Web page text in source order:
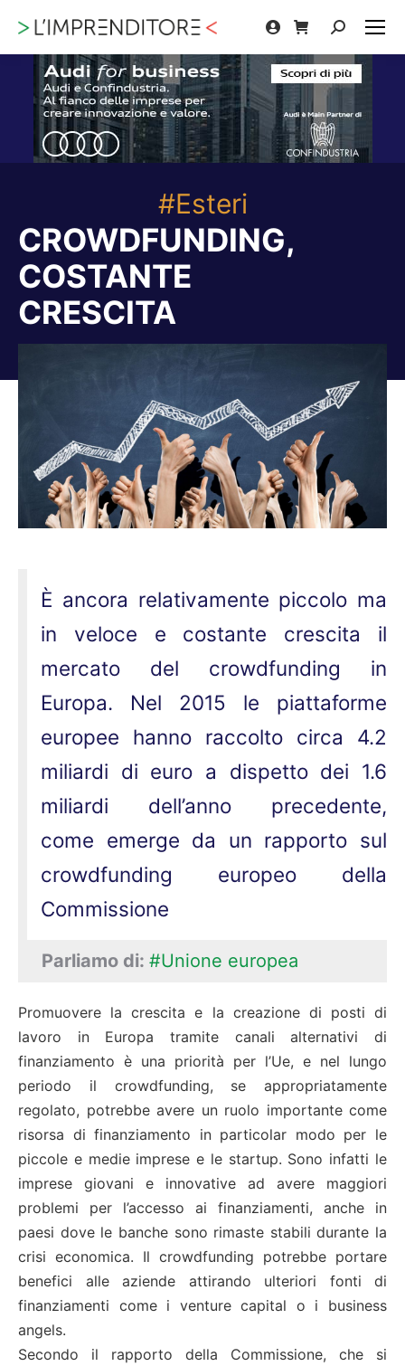
Cerca:
#Esteri
CROWDFUNDING,
COSTANTE
CRESCITA
Tu sei qui:
È ancora relativamente piccolo ma
in veloce e costante crescita il
mercato del crowdfunding in
Europa. Nel 2015 le piattaforme
europee hanno raccolto circa 4.2
miliardi di euro a dispetto dei 1.6
miliardi dell’anno precedente,
come emerge da un rapporto sul
crowdfunding europeo della
Commissione
Parliamo di: #Unione europea
Promuovere la crescita e la creazione di posti di
lavoro in Europa tramite canali alternativi di
finanziamento è una priorità per l’Ue, e nel lungo
periodo il crowdfunding, se appropriatamente
regolato, potrebbe avere un ruolo importante come
risorsa di finanziamento in particolar modo per le
piccole e medie imprese e le startup. Sono infatti le
imprese giovani e innovative ad avere maggiori
problemi per l’accesso ai finanziamenti, anche in
paesi dove le banche sono rimaste stabili durante la
crisi economica. Il crowdfunding potrebbe portare
benefici alle aziende attirando ulteriori fonti di
finanziamenti come i venture capital o i business
angels.
Secondo il rapporto della Commissione, che si